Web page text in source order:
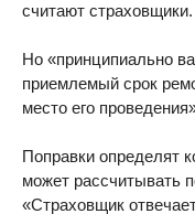
считают страховщики.
Но «принципиально
приемлемый срок
место его
Поправки определят
может рассчитывать
«Страховщик